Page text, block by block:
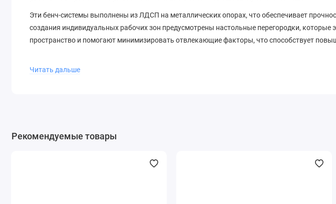
Эти бенч-системы выполнены из ЛДСП на металлических опорах, что обеспечивает
создания индивидуальных рабочих зон предусмотрены настольные перегородки, которые
пространство и помогают минимизировать отвлекающие факторы, что способствует
Читать дальше
Рекомендуемые товары